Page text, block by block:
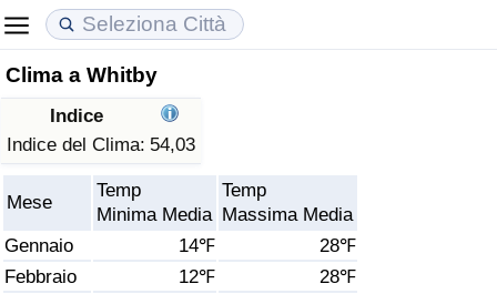
Clima a Whitby
Indice
Indice del Clima: 54,03
Mese
Temp
Minima Media
Temp
Massima Media
Gennaio
14℉
28℉
Febbraio
12℉
28℉
Costo della vita
Indice Del Costo Della Vita (corrente)
Indice Del Costo Della Vita
Indice del Costo della Vita per Nazione
Prezzi degli immobili
Indice del Prezzo delle Case (Corrente)
Indice del Prezzo delle Case
Indice del Prezzo delle Case per Nazione
Qualità della Vita
Indice della Qualità della Vita
Indice della Qualità della Vita (Corrente)
Indice della qualità della vita per Paese